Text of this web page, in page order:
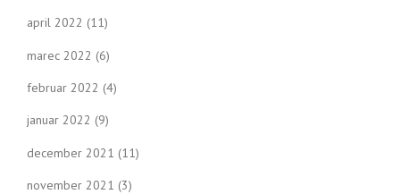
april 2022 (11)
marec 2022 (6)
februar 2022 (4)
januar 2022 (9)
december 2021 (11)
november 2021 (3)